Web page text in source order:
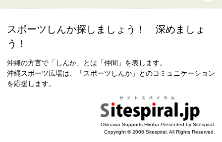
スポーツしんか探しましょう！ 深めましょ
う！
沖縄の方言で「しんか」とは「仲間」を表します。
沖縄スポーツ広場は、「スポーツしんか」とのコミュニケーション
を応援します。
Okinawa Supports Hiroba Presented by Sitespiral.
Copyright © 2006 Sitespiral. All Rights Reserved.